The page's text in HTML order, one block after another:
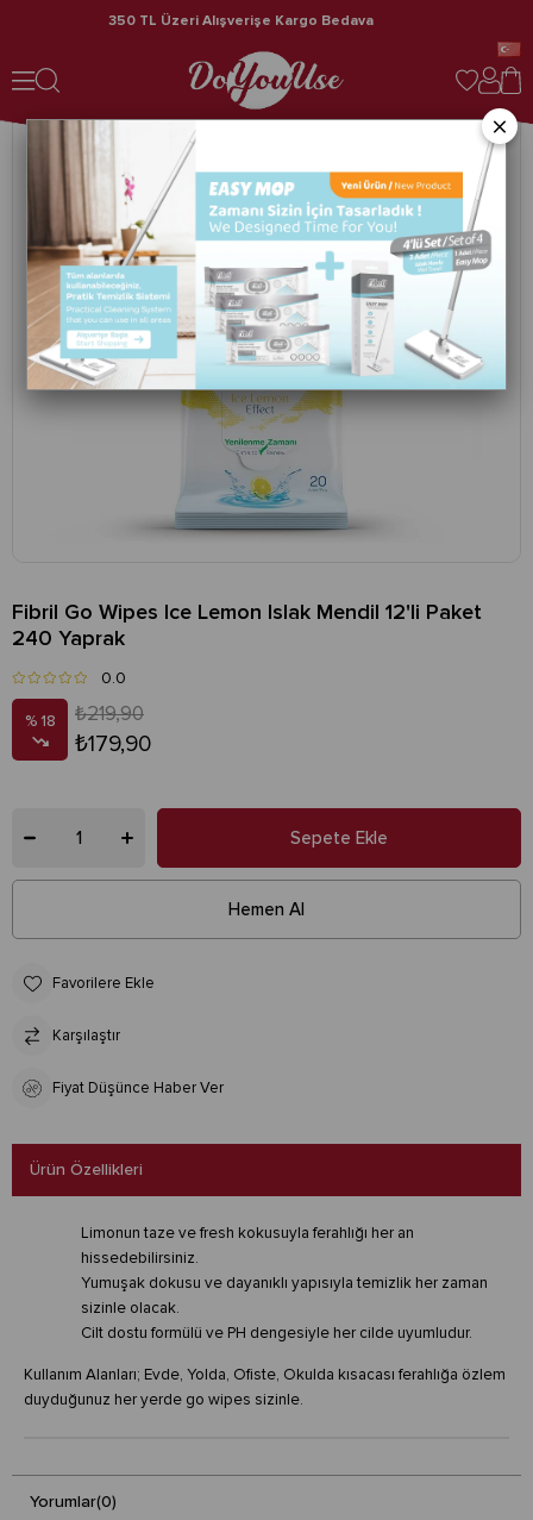
350 TL Üzeri Alışverişe Kargo Bedava
›
Fibril Go Wipes Ice Lemon Islak Mendil 12'li Paket
240 Yaprak
0.0
18 ₺219,90
₺179,90
Favorilere Ekle
Karşılaştır
Fiyat Düşünce Haber Ver
Ürün Özellikleri
Limonun taze ve fresh kokusuyla ferahlığı her an
hissedebilirsiniz.
Yumuşak dokusu ve dayanıklı yapısıyla temizlik her zaman
sizinle olacak.
Cilt dostu formülü ve PH dengesiyle her cilde uyumludur.
Kullanım Alanları; Evde, Yolda, Ofiste, Okulda kısacası ferahlığa özlem
duyduğunuz her yerde go wipes sizinle.
Yorumlar(0)
×